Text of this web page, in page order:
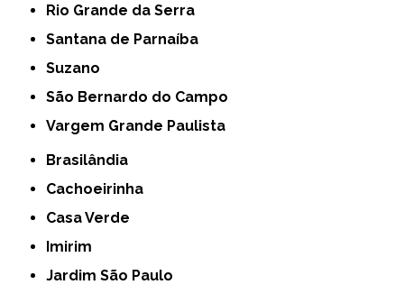
Rio Grande da Serra
Santana de Parnaíba
Suzano
São Bernardo do Campo
Vargem Grande Paulista
Brasilândia
Cachoeirinha
Casa Verde
Imirim
Jardim São Paulo